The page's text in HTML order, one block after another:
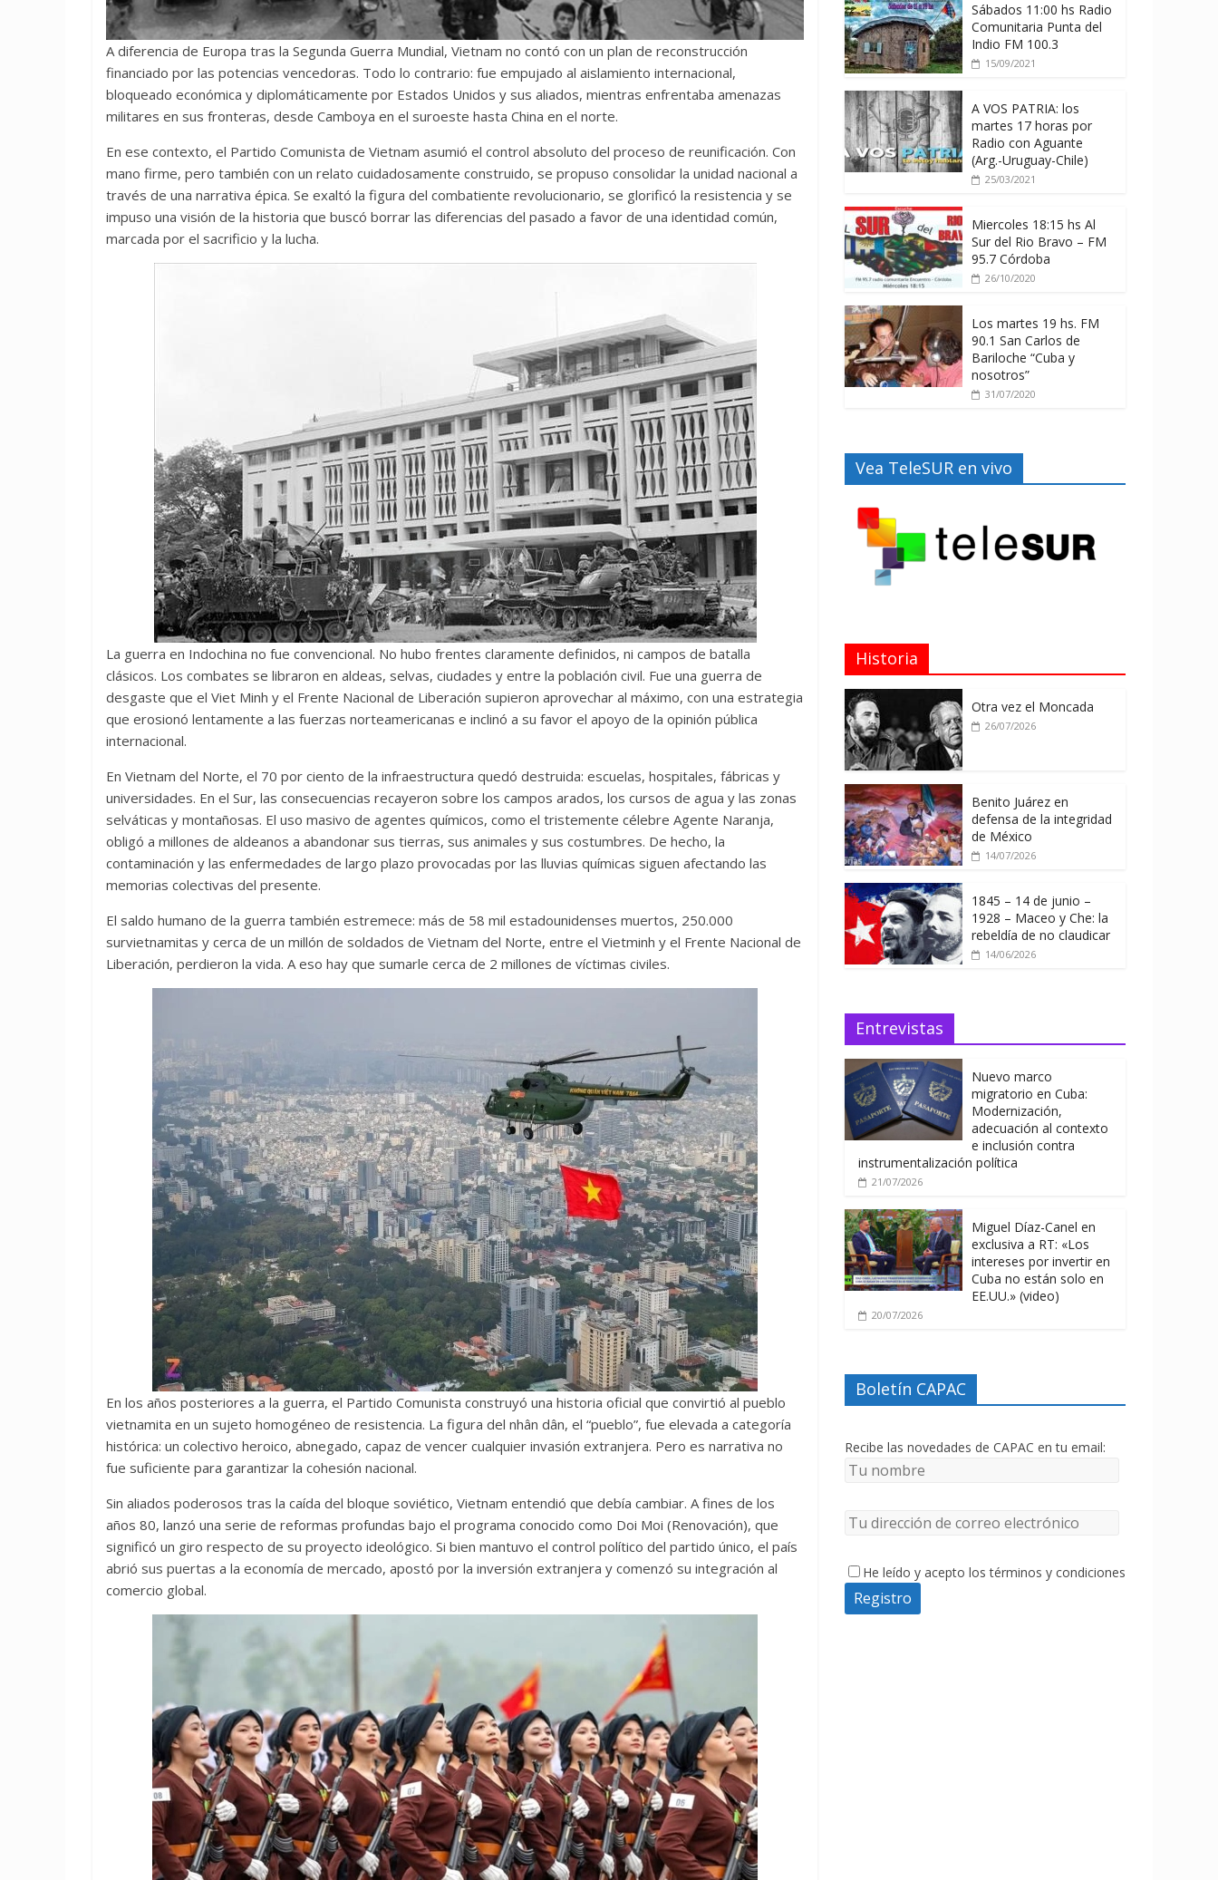
A diferencia de Europa tras la Segunda Guerra Mundial, Vietnam no contó con un plan de reconstrucción
financiado por las potencias vencedoras. Todo lo contrario: fue empujado al aislamiento internacional,
bloqueado económica y diplomáticamente por Estados Unidos y sus aliados, mientras enfrentaba amenazas
militares en sus fronteras, desde Camboya en el suroeste hasta China en el norte.
En ese contexto, el Partido Comunista de Vietnam asumió el control absoluto del proceso de reunificación. Con
mano firme, pero también con un relato cuidadosamente construido, se propuso consolidar la unidad nacional a
través de una narrativa épica. Se exaltó la figura del combatiente revolucionario, se glorificó la resistencia y se
impuso una visión de la historia que buscó borrar las diferencias del pasado a favor de una identidad común,
marcada por el sacrificio y la lucha.
La guerra en Indochina no fue convencional. No hubo frentes claramente definidos, ni campos de batalla
clásicos. Los combates se libraron en aldeas, selvas, ciudades y entre la población civil. Fue una guerra de
desgaste que el Viet Minh y el Frente Nacional de Liberación supieron aprovechar al máximo, con una estrategia
que erosionó lentamente a las fuerzas norteamericanas e inclinó a su favor el apoyo de la opinión pública
internacional.
En Vietnam del Norte, el 70 por ciento de la infraestructura quedó destruida: escuelas, hospitales, fábricas y
universidades. En el Sur, las consecuencias recayeron sobre los campos arados, los cursos de agua y las zonas
selváticas y montañosas. El uso masivo de agentes químicos, como el tristemente célebre Agente Naranja,
obligó a millones de aldeanos a abandonar sus tierras, sus animales y sus costumbres. De hecho, la
contaminación y las enfermedades de largo plazo provocadas por las lluvias químicas siguen afectando las
memorias colectivas del presente.
El saldo humano de la guerra también estremece: más de 58 mil estadounidenses muertos, 250.000
survietnamitas y cerca de un millón de soldados de Vietnam del Norte, entre el Vietminh y el Frente Nacional de
Liberación, perdieron la vida. A eso hay que sumarle cerca de 2 millones de víctimas civiles.
En los años posteriores a la guerra, el Partido Comunista construyó una historia oficial que convirtió al pueblo
vietnamita en un sujeto homogéneo de resistencia. La figura del nhân dân, el “pueblo”, fue elevada a categoría
histórica: un colectivo heroico, abnegado, capaz de vencer cualquier invasión extranjera. Pero es narrativa no
fue suficiente para garantizar la cohesión nacional.
Sin aliados poderosos tras la caída del bloque soviético, Vietnam entendió que debía cambiar. A fines de los
años 80, lanzó una serie de reformas profundas bajo el programa conocido como Doi Moi (Renovación), que
significó un giro respecto de su proyecto ideológico. Si bien mantuvo el control político del partido único, el país
abrió sus puertas a la economía de mercado, apostó por la inversión extranjera y comenzó su integración al
comercio global.
Sábados 11:00 hs Radio
Comunitaria Punta del
Indio FM 100.3
15/09/2021
A VOS PATRIA: los
martes 17 horas por
Radio con Aguante
(Arg.-Uruguay-Chile)
25/03/2021
Miercoles 18:15 hs Al
Sur del Rio Bravo – FM
95.7 Córdoba
26/10/2020
Los martes 19 hs. FM
90.1 San Carlos de
Bariloche “Cuba y
nosotros”
31/07/2020
Vea TeleSUR en vivo
Historia
Otra vez el Moncada
26/07/2026
Benito Juárez en
defensa de la integridad
de México
14/07/2026
1845 – 14 de junio –
1928 – Maceo y Che: la
rebeldía de no claudicar
14/06/2026
Entrevistas
Nuevo marco
migratorio en Cuba:
Modernización,
adecuación al contexto
e inclusión contra
instrumentalización política
21/07/2026
Miguel Díaz-Canel en
exclusiva a RT: «Los
intereses por invertir en
Cuba no están solo en
EE.UU.» (video)
20/07/2026
Boletín CAPAC
Recibe las novedades de CAPAC en tu email:
He leído y acepto los términos y condiciones